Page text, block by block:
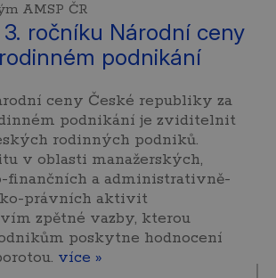
AMSP ČR
ročníku Národní ceny
podnikání
ceny České republiky za
podnikání je zviditelnit
rodinných podniků.
v oblasti manažerských,
finančních a administrativně-
právních aktivit
zpětné vazby, kterou
poskytne hodnocení
více »